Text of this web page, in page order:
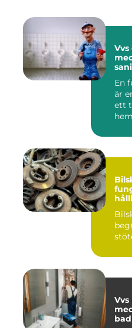
Vvs
En
är
ett
Vvs